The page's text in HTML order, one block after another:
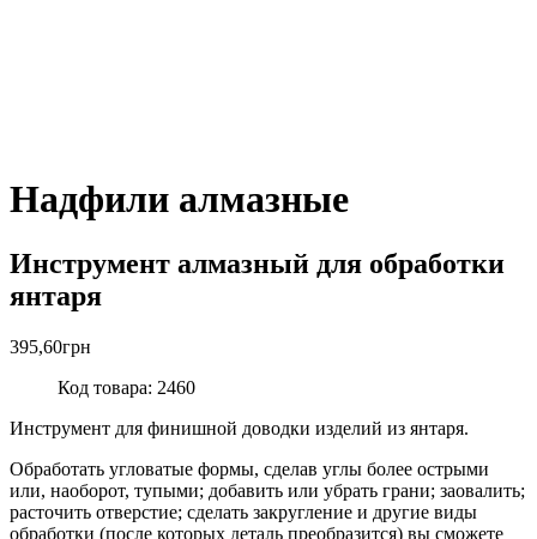
Надфили алмазные
Инструмент алмазный для обработки
янтаря
395,60грн
Код товара: 2460
Инструмент для финишной доводки изделий из янтаря.
Обработать угловатые формы, сделав углы более острыми
или, наоборот, тупыми; добавить или убрать грани; заовалить;
расточить отверстие; сделать закругление и другие виды
обработки (после которых деталь преобразится) вы сможете